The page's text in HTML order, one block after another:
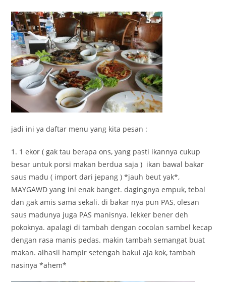
jadi ini ya daftar menu yang kita pesan :
1. 1 ekor ( gak tau berapa ons, yang pasti ikannya cukup
besar untuk porsi makan berdua saja ) ikan bawal bakar
saus madu ( import dari jepang ) *jauh beut yak*,
MAYGAWD yang ini enak banget. dagingnya empuk, tebal
dan gak amis sama sekali. di bakar nya pun PAS, olesan
saus madunya juga PAS manisnya. lekker bener deh
pokoknya. apalagi di tambah dengan cocolan sambel kecap
dengan rasa manis pedas. makin tambah semangat buat
makan. alhasil hampir setengah bakul aja kok, tambah
nasinya *ahem*